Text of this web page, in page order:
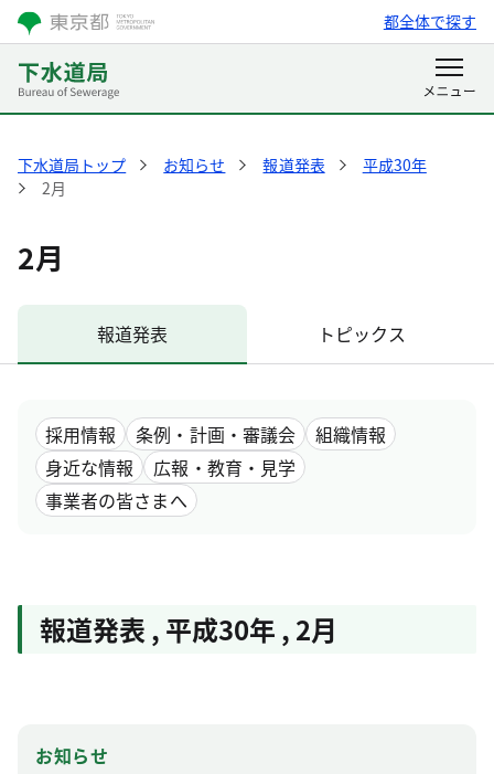
都全体で探す
下水道局トップ お知らせ 報道発表
平成30年
2月
2月
報道発表 トピックス
採用情報 条例・計画・審議会
組織情報
身近な情報
広報・教育・見学
事業者の皆さまへ
報道発表 , 平成30年 , 2月
お知らせ